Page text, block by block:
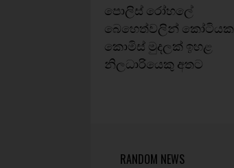
පොලිස් රෝහ‍ලේ
බෙහෙත්වලින් කෝටියක
කොමිස් මුදලක් ඉහළ
නිලධාරියෙකු අතට
RANDOM NEWS